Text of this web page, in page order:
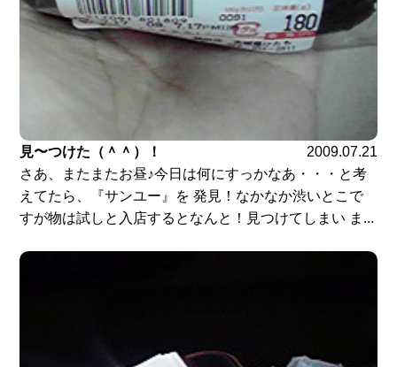
見〜つけた（＾＾）！
2009.07.21
さあ、またまたお昼♪今日は何にすっかなあ・・・と考
えてたら、『サンユー』を 発見！なかなか渋いとこで
すが物は試しと入店するとなんと！見つけてしまい ま...